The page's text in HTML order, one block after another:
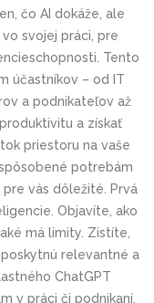
čo AI dokáže, ale
svojej práci, pre
Tento
účastníkov – od IT
a podnikateľov až
a získať
priestoru na vaše
potrebám
vás dôležité. Prvá
Objavíte, ako
má limity. Zistíte,
relevantné a
ChatGPT
v práci či podnikaní.